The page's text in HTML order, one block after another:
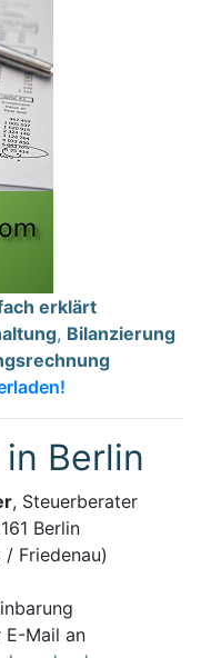
erklärt
, Bilanzierung
Berlin
, Steuerberater
Berlin
Friedenau)
Mail an